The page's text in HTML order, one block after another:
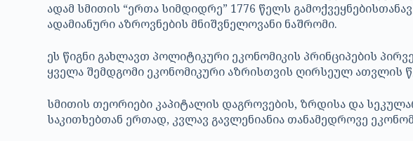
ადამ სმითის “ერთა სიმდიდრე” 1776 წელს
ადამიანური აზროვნების მნიშვნელოვანი ნაშრომი.
ეს წიგნი გახლავთ პოლიტიკური ეკონომიკის პრინციპების
ყველა შემდგომი ეკონომიკური აზრისთვის ღირსეულ ათვლის
სმითის თეორიები კაპიტალის დაგროვების, ზრდისა და
საკითხებთან ერთად, კვლავ გავლენიანია თანამედროვე